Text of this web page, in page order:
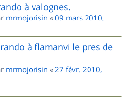
à valognes.
mrmojorisin « 09 mars 2010,
à flamanville pres de
mrmojorisin « 27 févr. 2010,